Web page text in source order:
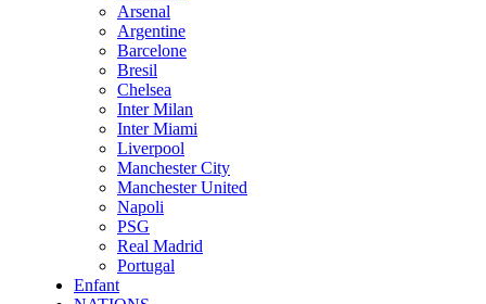
Arsenal
Argentine
Barcelone
Bresil
Chelsea
Inter Milan
Inter Miami
Liverpool
Manchester City
Manchester United
Napoli
PSG
Real Madrid
Portugal
Enfant